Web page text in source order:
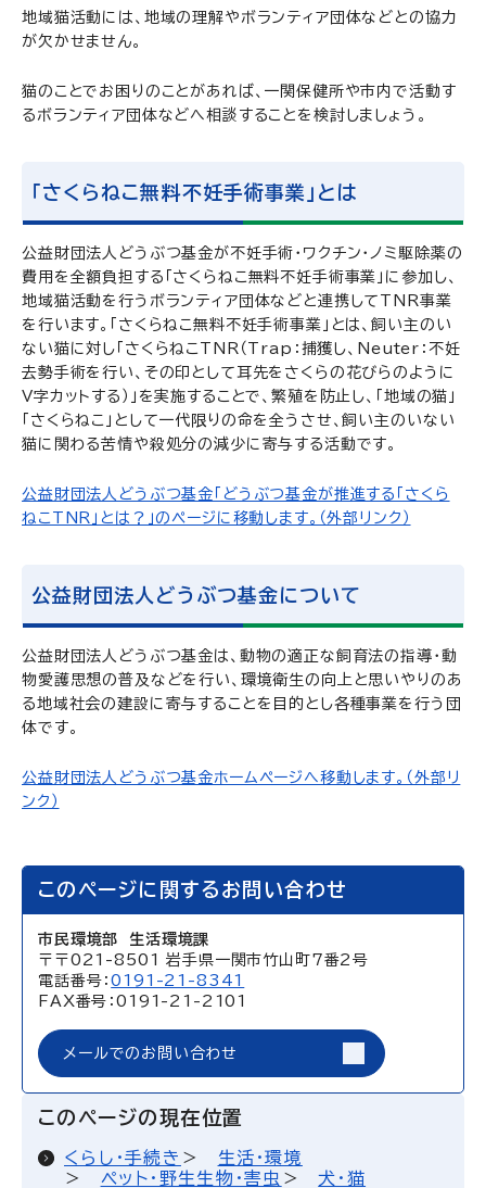
地域猫活動には、地域の理解やボランティア団体などとの協力
が欠かせません。
猫のことでお困りのことがあれば、一関保健所や市内で活動す
るボランティア団体などへ相談することを検討しましょう。
「さくらねこ無料不妊手術事業」とは
公益財団法人どうぶつ基金が不妊手術・ワクチン・ノミ駆除薬の
費用を全額負担する「さくらねこ無料不妊手術事業」に参加し、
地域猫活動を行うボランティア団体などと連携してTNR事業
を行います。「さくらねこ無料不妊手術事業」とは、飼い主のい
ない猫に対し「さくらねこTNR（Trap：捕獲し、Neuter：不妊
去勢手術を行い、その印として耳先をさくらの花びらのように
V字カットする）」を実施することで、繁殖を防止し、「地域の猫」
「さくらねこ」として一代限りの命を全うさせ、飼い主のいない
猫に関わる苦情や殺処分の減少に寄与する活動です。
公益財団法人どうぶつ基金「どうぶつ基金が推進する「さくら
ねこTNR」とは？」のページに移動します。（外部リンク）
公益財団法人どうぶつ基金について
公益財団法人どうぶつ基金は、動物の適正な飼育法の指導・動
物愛護思想の普及などを行い、環境衛生の向上と思いやりのあ
る地域社会の建設に寄与することを目的とし各種事業を行う団
体です。
公益財団法人どうぶつ基金ホームページへ移動します。（外部リ
ンク）
このページに関するお問い合わせ
市民環境部 生活環境課
〒〒021-8501 岩手県一関市竹山町7番2号
電話番号：0191-21-8341
FAX番号：0191-21-2101
メールでのお問い合わせ
このページの現在位置
くらし・手続き
生活・環境
ペット・野生生物・害虫
犬・猫